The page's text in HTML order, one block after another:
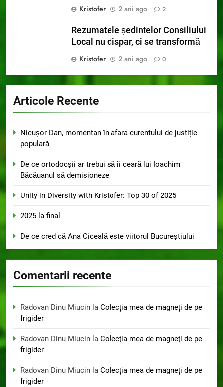
Kristofer
2 ani ago 2
Rezumatele ședințelor Consiliului
Local nu dispar, ci se transformă
Kristofer
2 ani ago 0
Articole Recente
Nicușor Dan, momentan în afara curentului de justiție
populară
De ce ortodocșii ar trebui să îi ceară lui Ioachim
Băcăuanul să demisioneze
Unity in Diversity with Kristofer: Top 30 of 2025
2025 la final
De ce cred că Ana Ciceală este viitorul Bucureștiului
Comentarii recente
Radovan Dinu Miucin la Colecţia mea de magneţi de pe
frigider
Radovan Dinu Miucin la Colecţia mea de magneţi de pe
frigider
Radovan Dinu Miucin la Colecţia mea de magneţi de pe
frigider